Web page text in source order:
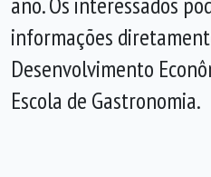
informações
Desenvolvimento
Escola de Gastronomia.